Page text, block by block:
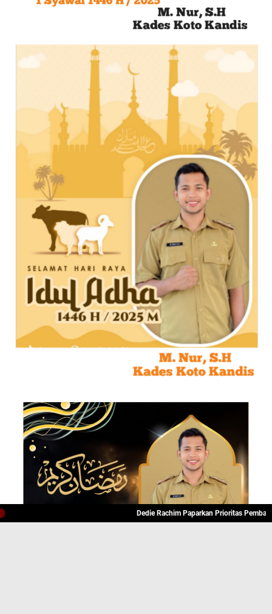
Dedie Rachim Paparkan Prioritas